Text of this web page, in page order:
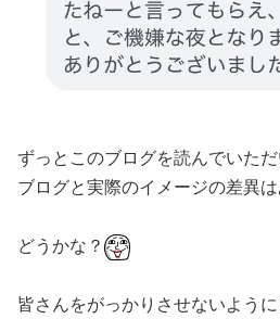
ずっとこのブログを読んでいた
ブログと実際のイメージの差異
どうかな？
皆さんをがっかりさせないよう